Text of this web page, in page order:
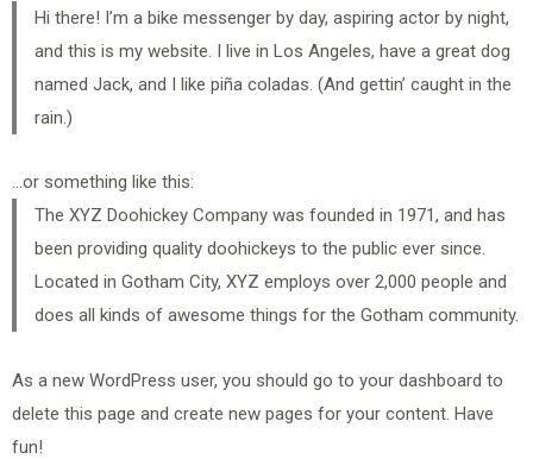
Hi there! I’m a bike messenger by day, aspiring actor by night,
and this is my website. I live in Los Angeles, have a great dog
named Jack, and I like piña coladas. (And gettin’ caught in the
rain.)
…or something like this:
The XYZ Doohickey Company was founded in 1971, and has
been providing quality doohickeys to the public ever since.
Located in Gotham City, XYZ employs over 2,000 people and
does all kinds of awesome things for the Gotham community.
As a new WordPress user, you should go to your dashboard to
delete this page and create new pages for your content. Have
fun!